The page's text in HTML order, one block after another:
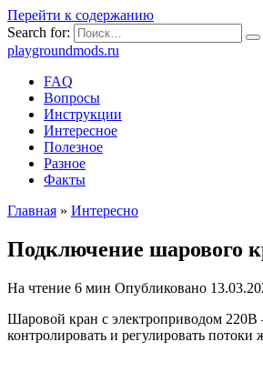
Перейти к содержанию
Search for:
playgroundmods.ru
FAQ
Вопросы
Инструкции
Интересное
Полезное
Разное
Факты
Главная » Интересно
Подключение шарового
На чтение 6 мин Опубликовано
Шаровой кран с электроприводом 220В
контролировать и регулировать